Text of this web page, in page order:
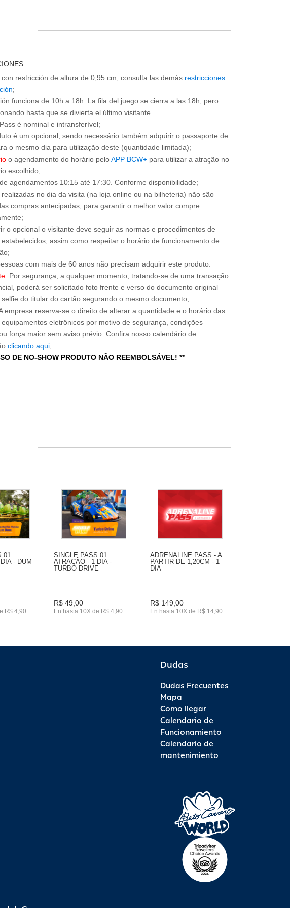
con restricción de altura de 0,95 cm, consulta las demás restricciones
;
funciona de 10h a 18h. La fila del juego se cierra a las 18h, pero
hasta que se divierta el último visitante.
é nominal e intransferível;
é um opcional, sendo necessário também adquirir o passaporte de
o mesmo dia para utilização deste (quantidade limitada);
o agendamento do horário peloAPP BCW+ para utilizar a atração no
escolhido;
agendamentos 10:15 até 17:30. Conforme disponibilidade;
realizadas no dia da visita (na loja online ou na bilheteria) não são
compras antecipadas, para garantir o melhor valor compre
o opcional o visitante deve seguir as normas e procedimentos de
assim como respeitar o horário de funcionamento de
com mais de 60 anos não precisam adquirir este produto.
Por segurança, a qualquer momento, tratando-se de uma transação
poderá ser solicitado foto frente e verso do documento original
do titular do cartão segurando o mesmo documento;
empresa reserva-se o direito de alterar a quantidade e o horário das
eletrônicos por motivo de segurança, condições
força maior sem aviso prévio. Confira nosso calendário de
clicando aqui;
DE NO-SHOW PRODUTO NÃO REEMBOLSÁVEL! **
01
- DUM
R$ 4,90
SINGLE PASS 01
ATRAÇÃO - 1 DIA -
TURBO DRIVE
R$ 49,00
En hasta 10X de R$ 4,90
ADRENALINE PASS - A
PARTIR DE 1,20CM - 1
DIA
R$ 149,00
En hasta 10X de R$ 14,90
Dudas
Dudas Frecuentes
Mapa
Como llegar
Calendario de
Funcionamiento
Calendario de
mantenimiento